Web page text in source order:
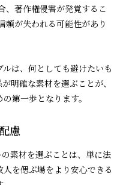
、著作権侵害が発覚するこ
頼が失われる可能性があり
は、何としても避けたいも
明確な素材を選ぶことが、
第一歩となります。
慮
素材を選ぶことは、単に法
を偲ぶ場をより安心できる